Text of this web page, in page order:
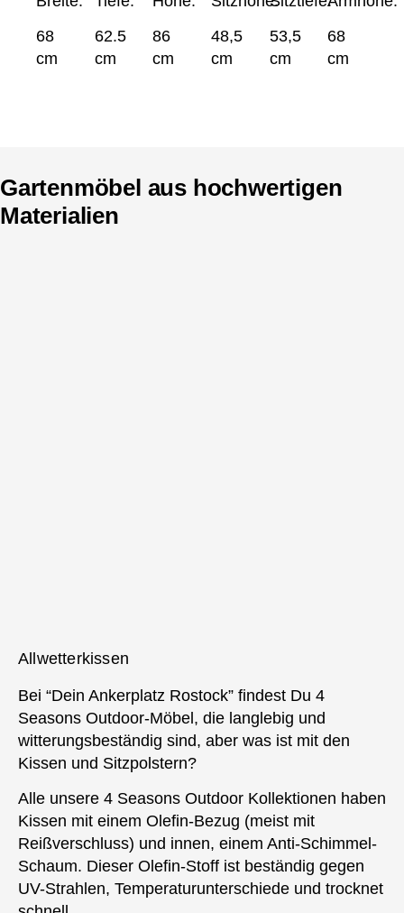
68
cm
62.5
cm
86
cm
48,5
cm
53,5
cm
68
cm
Gartenmöbel aus hochwertigen
Materialien
Allwetterkissen
Bei “Dein Ankerplatz Rostock” findest Du 4
Seasons Outdoor-Möbel, die langlebig und
witterungsbeständig sind, aber was ist mit den
Kissen und Sitzpolstern?
Alle unsere 4 Seasons Outdoor Kollektionen haben
Kissen mit einem Olefin-Bezug (meist mit
Reißverschluss) und innen, einem Anti-Schimmel-
Schaum. Dieser Olefin-Stoff ist beständig gegen
UV-Strahlen, Temperaturunterschiede und trocknet